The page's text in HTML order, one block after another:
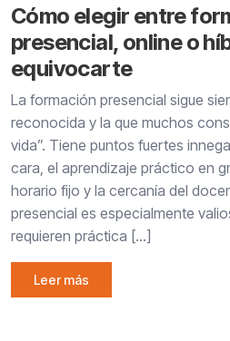
Cómo elegir entre
presencial, online o
equivocarte
La formación presencial sigue
reconocida y la que muchos
vida”. Tiene puntos fuertes
cara, el aprendizaje práctico en
horario fijo y la cercanía del
presencial es especialmente
requieren práctica […]
Leer más